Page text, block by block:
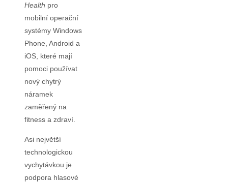
Health pro
mobilní operační
systémy Windows
Phone, Android a
iOS, které mají
pomoci používat
nový chytrý
náramek
zaměřený na
fitness a zdraví.
Asi největší
technologickou
vychytávkou je
podpora hlasové